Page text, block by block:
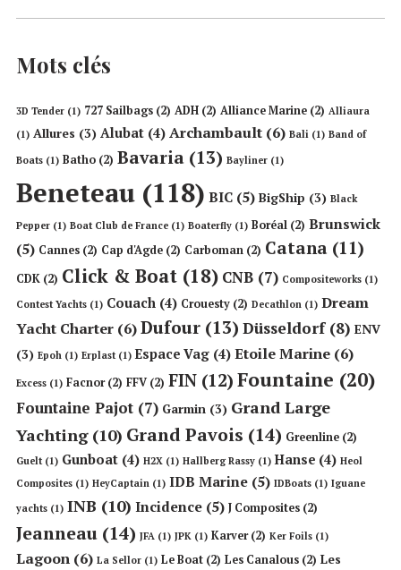
Mots clés
3D Tender (1) 727 Sailbags (2) ADH (2) Alliance Marine (2) Alliaura
(1) Allures (3) Alubat (4) Archambault (6) Bali (1) Band of
Boats (1) Batho (2) Bavaria (13) Bayliner (1)
Beneteau (118) BIC (5) BigShip (3) Black
Pepper (1) Boat Club de France (1) Boaterfly (1) Boréal (2) Brunswick
(5) Cannes (2) Cap d'Agde (2) Carboman (2) Catana (11)
CDK (2) Click & Boat (18) CNB (7) Compositeworks (1)
Contest Yachts (1) Couach (4) Crouesty (2) Decathlon (1) Dream
Yacht Charter (6)Dufour (13) Düsseldorf(8) ENV
(3) Epoh (1) Erplast(1) Espace Vag (4) Etoile Marine (6)
Excess (1) Facnor(2) FFV (2) FIN (12) Fountaine (20)
Fountaine Pajot (7) Garmin (3) Grand Large
Yachting(10) Grand Pavois (14) Greenline (2)
Guelt(1) Gunboat (4) H2X (1) Hallberg Rassy (1) Hanse (4) Heol
Composites (1) HeyCaptain (1) IDB Marine (5) IDBoats (1) Iguane
yachts (1) INB (10) Incidence (5) J Composites (2)
Jeanneau (14) JFA (1) JPK (1) Karver(2) Ker Foils (1)
Lagoon (6) La Sellor (1) Le Boat (2) Les Canalous (2) Les